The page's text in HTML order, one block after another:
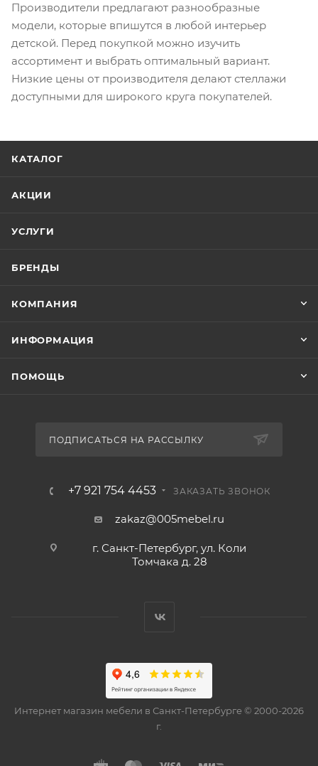
Производители предлагают разнообразные
модели, которые впишутся в любой интерьер
детской. Перед покупкой можно изучить
ассортимент и выбрать оптимальный вариант.
Низкие цены от производителя делают стеллажи
доступными для широкого круга покупателей.
КАТАЛОГ
АКЦИИ
УСЛУГИ
БРЕНДЫ
КОМПАНИЯ
ИНФОРМАЦИЯ
ПОМОЩЬ
ПОДПИСАТЬСЯ НА РАССЫЛКУ
+7 921 754 4453 ЗАКАЗАТЬ ЗВОНОК
zakaz@005mebel.ru
г. Санкт-Петербург, ул. Коли
Томчака д. 28
Интернет магазин мебели в Санкт-Петербурге © 2000-2026
г.